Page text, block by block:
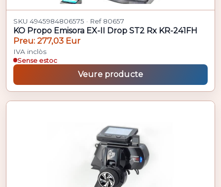
SKU 4945984806575 · Ref 80657
KO Propo Emisora EX-II Drop ST2 Rx KR-241FH
Preu: 277,03 Eur
IVA inclòs
Sense estoc
Veure producte